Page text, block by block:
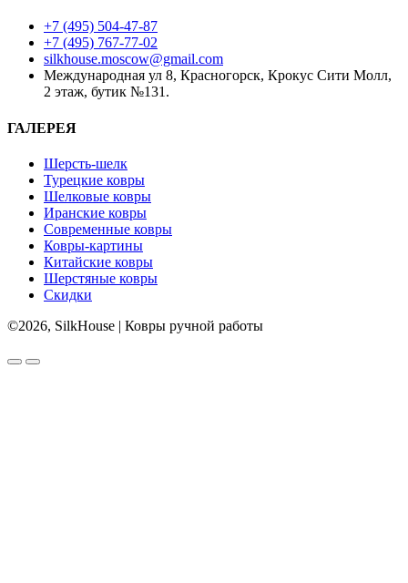
+7 (495) 504-47-87
+7 (495) 767-77-02
silkhouse.moscow@gmail.com
Международная ул 8, Красногорск, Крокус Сити Молл,
2 этаж, бутик №131.
ГАЛЕРЕЯ
Шерсть-шелк
Турецкие ковры
Шелковые ковры
Иранские ковры
Современные ковры
Ковры-картины
Китайские ковры
Шерстяные ковры
Скидки
©2026, SilkHouse | Ковры ручной работы